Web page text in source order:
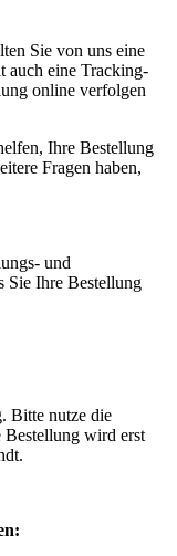
Sie von uns eine
auch eine Tracking-
online verfolgen
Ihre Bestellung
Fragen haben,
und
Sie Ihre Bestellung
Bitte nutze die
Bestellung wird erst